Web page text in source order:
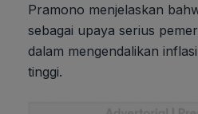
Pramono menjelaskan
sebagai upaya serius
dalam mengendalikan
tinggi.